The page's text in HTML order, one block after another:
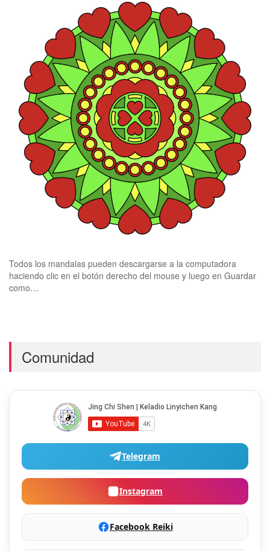
Todos los mandalas pueden descargarse a la computadora
haciendo clic en el botón derecho del mouse y luego en Guardar
como…
Comunidad
Telegram
Instagram
Facebook Reiki